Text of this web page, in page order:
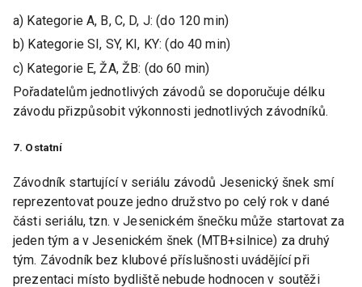
a) Kategorie A, B, C, D, J: (do 120 min)
b) Kategorie SI, SY, KI, KY: (do 40 min)
c) Kategorie E, ŽA, ŽB: (do 60 min)
Pořadatelům jednotlivých závodů se doporučuje délku
závodu přizpůsobit výkonnosti jednotlivých závodníků.
7. Ostatní
Závodník startující v seriálu závodů Jesenický šnek smí
reprezentovat pouze jedno družstvo po celý rok v dané
části seriálu, tzn. v Jesenickém šnečku může startovat za
jeden tým a v Jesenickém šnek (MTB+silnice) za druhý
tým. Závodník bez klubové příslušnosti uvádějící při
prezentaci místo bydliště nebude hodnocen v soutěži